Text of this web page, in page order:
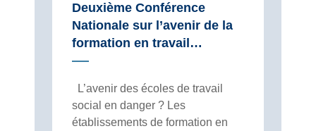
Deuxième Conférence
Nationale sur l’avenir de la
formation en travail…
L’avenir des écoles de travail
social en danger ? Les
établissements de formation en